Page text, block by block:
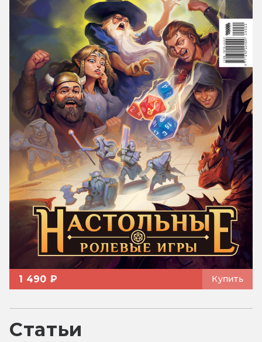
1 490 ₽ Купить
Статьи